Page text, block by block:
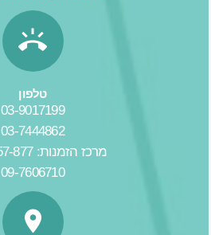
טלפון
03-9017199
03-7444862
מרכז הזמנות: 1700-557-877
09-7606710